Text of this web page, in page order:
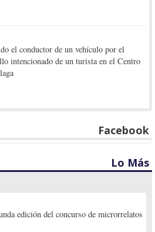
el conductor de un vehículo por el
intencionado de un turista en el Centro
Facebook
Lo Más
edición del concurso de microrrelatos